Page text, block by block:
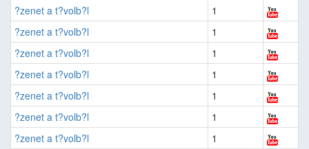
?zenet a t?volb?l
1
?zenet a t?volb?l
1
?zenet a t?volb?l
1
?zenet a t?volb?l
1
?zenet a t?volb?l
1
?zenet a t?volb?l
1
?zenet a t?volb?l
1